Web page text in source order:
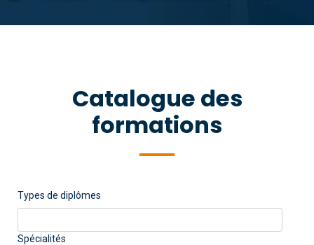
Catalogue des
formations
Types de diplômes
Spécialités